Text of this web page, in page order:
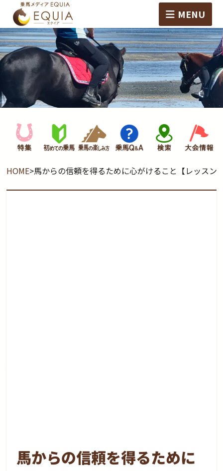
MENU
HOME>馬からの信頼を得るために心がけること【レッスン
馬からの信頼を得るために